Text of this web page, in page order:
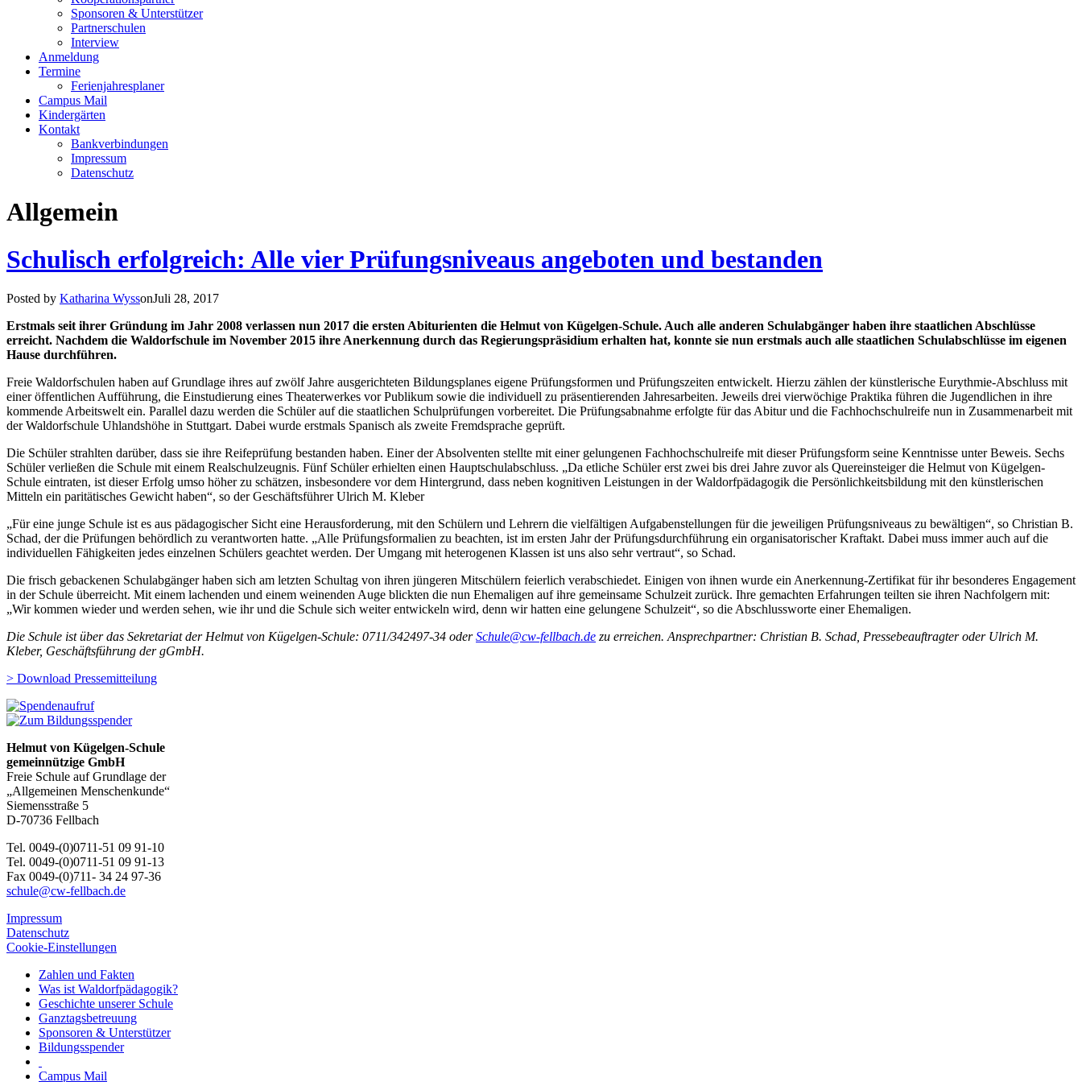
Sponsoren & Unterstützer
Partnerschulen
Interview
Anmeldung
Termine
Ferienjahresplaner
Campus Mail
Kindergärten
Kontakt
Bankverbindungen
Impressum
Datenschutz
Allgemein
Schulisch erfolgreich: Alle vier Prüfungsniveaus angeboten und bestanden
Posted by Katharina WyssonJuli 28, 2017
Erstmals seit ihrer Gründung im Jahr 2008 verlassen nun 2017 die ersten Abiturienten die Helmut von Kügelgen-Schule. Auch alle anderen Schulabgänger haben ihre staatlichen Abschlüsse
erreicht. Nachdem die Waldorfschule im November 2015 ihre Anerkennung durch das Regierungspräsidium erhalten hat, konnte sie nun erstmals auch alle staatlichen Schulabschlüsse im eigenen
Hause durchführen.
Freie Waldorfschulen haben auf Grundlage ihres auf zwölf Jahre ausgerichteten Bildungsplanes eigene Prüfungsformen und Prüfungszeiten entwickelt. Hierzu zählen der künstlerische Eurythmie-Abschluss mit
einer öffentlichen Aufführung, die Einstudierung eines Theaterwerkes vor Publikum sowie die individuell zu präsentierenden Jahresarbeiten. Jeweils drei vierwöchige Praktika führen die Jugendlichen in ihre
kommende Arbeitswelt ein. Parallel dazu werden die Schüler auf die staatlichen Schulprüfungen vorbereitet. Die Prüfungsabnahme erfolgte für das Abitur und die Fachhochschulreife nun in Zusammenarbeit mit
der Waldorfschule Uhlandshöhe in Stuttgart. Dabei wurde erstmals Spanisch als zweite Fremdsprache geprüft.
Die Schüler strahlten darüber, dass sie ihre Reifeprüfung bestanden haben. Einer der Absolventen stellte mit einer gelungenen Fachhochschulreife mit dieser Prüfungsform seine Kenntnisse unter Beweis. Sechs
Schüler verließen die Schule mit einem Realschulzeugnis. Fünf Schüler erhielten einen Hauptschulabschluss. „Da etliche Schüler erst zwei bis drei Jahre zuvor als Quereinsteiger die Helmut von Kügelgen-
Schule eintraten, ist dieser Erfolg umso höher zu schätzen, insbesondere vor dem Hintergrund, dass neben kognitiven Leistungen in der Waldorfpädagogik die Persönlichkeitsbildung mit den künstlerischen
Mitteln ein paritätisches Gewicht haben“, so der Geschäftsführer Ulrich M. Kleber
„Für eine junge Schule ist es aus pädagogischer Sicht eine Herausforderung, mit den Schülern und Lehrern die vielfältigen Aufgabenstellungen für die jeweiligen Prüfungsniveaus zu bewältigen“, so Christian B.
Schad, der die Prüfungen behördlich zu verantworten hatte. „Alle Prüfungsformalien zu beachten, ist im ersten Jahr der Prüfungsdurchführung ein organisatorischer Kraftakt. Dabei muss immer auch auf die
individuellen Fähigkeiten jedes einzelnen Schülers geachtet werden. Der Umgang mit heterogenen Klassen ist uns also sehr vertraut“, so Schad.
Die frisch gebackenen Schulabgänger haben sich am letzten Schultag von ihren jüngeren Mitschülern feierlich verabschiedet. Einigen von ihnen wurde ein Anerkennung-Zertifikat für ihr besonderes Engagement
in der Schule überreicht. Mit einem lachenden und einem weinenden Auge blickten die nun Ehemaligen auf ihre gemeinsame Schulzeit zurück. Ihre gemachten Erfahrungen teilten sie ihren Nachfolgern mit:
„Wir kommen wieder und werden sehen, wie ihr und die Schule sich weiter entwickeln wird, denn wir hatten eine gelungene Schulzeit“, so die Abschlussworte einer Ehemaligen.
Die Schule ist über das Sekretariat der Helmut von Kügelgen-Schule: 0711/342497-34 oderSchule@cw-fellbach.de zu erreichen. Ansprechpartner: Christian B. Schad, Pressebeauftragter oder Ulrich M.
Kleber, Geschäftsführung der gGmbH.
> Download Pressemitteilung
Helmut von Kügelgen-Schule
gemeinnützige GmbH
Freie Schule auf Grundlage der
„Allgemeinen Menschenkunde“
Siemensstraße 5
D-70736 Fellbach
Tel. 0049-(0)0711-51 09 91-10
Tel. 0049-(0)0711-51 09 91-13
Fax 0049-(0)711- 34 24 97-36
schule@cw-fellbach.de
Impressum
Datenschutz
Cookie-Einstellungen
Zahlen und Fakten
Was ist Waldorfpädagogik?
Geschichte unserer Schule
Ganztagsbetreuung
Sponsoren & Unterstützer
Bildungsspender
Campus Mail